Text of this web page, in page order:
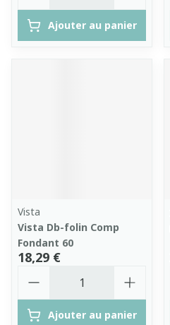
Ajouter au panier
Vista
Vista Db-folin Comp
Fondant 60
18,29 €
Ajouter au panier